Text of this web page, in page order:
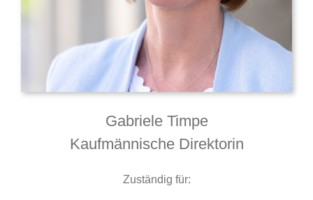
Gabriele Timpe
Kaufmännische Direktorin
Zuständig für: